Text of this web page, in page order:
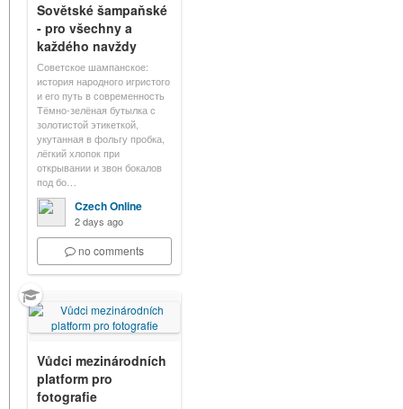
Sovětské šampaňské
- pro všechny a
každého navždy
Советское шампанское:
история народного игристого
и его путь в современность
Тёмно-зелёная бутылка с
золотистой этикеткой,
укутанная в фольгу пробка,
лёгкий хлопок при
открывании и звон бокалов
под бо…
Czech Online
2 days ago
no comments
Vůdci mezinárodních
platform pro
fotografie